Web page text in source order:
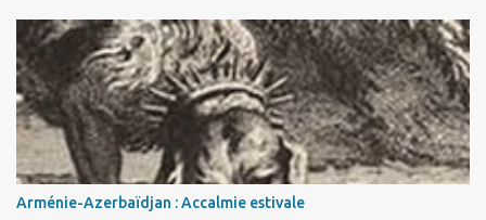
actions menées par le président Erdoğan, et pour certains sur la
réalisation du putsch lui-même.
Arménie-Azerbaïdjan : Accalmie estivale